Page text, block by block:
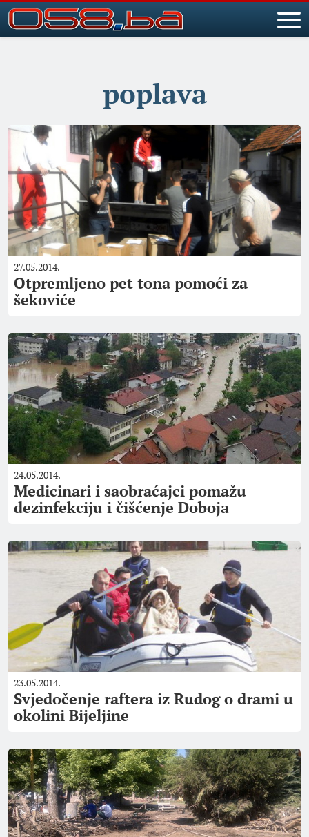
poplava
27.05.2014.
Otpremljeno pet tona pomoći za
šekoviće
24.05.2014.
Medicinari i saobraćajci pomažu
dezinfekciju i čišćenje Doboja
23.05.2014.
Svjedočenje raftera iz Rudog o drami u
okolini Bijeljine